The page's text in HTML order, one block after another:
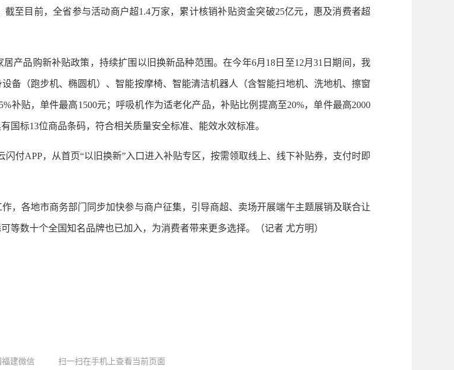
目前，全省参与活动商户超1.4万家，累计核销补贴资金突破25亿元，惠及消费者超
品购新补贴政策，持续扩围以旧换新品种范围。在今年6月18日至12月31日期间，我
备（跑步机、椭圆机）、智能按摩椅、智能清洁机器人（含智能扫地机、洗地机、擦窗
补贴，单件最高1500元；呼吸机作为适老化产品，补贴比例提高至20%，单件最高2000
国标13位商品条码，符合相关质量安全标准、能效水效标准。
APP，从首页“以旧换新”入口进入补贴专区，按需领取线上、线下补贴券，支付时即
各地市商务部门同步加快参与商户征集，引导商超、卖场开展端午主题展销及联合让
等数十个全国知名品牌也已加入，为消费者带来更多选择。（记者 尤方明）
建微信 扫一扫在手机上查看当前页面